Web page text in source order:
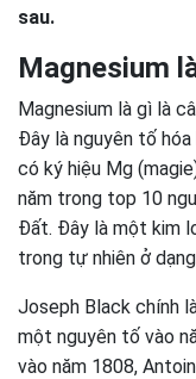
sau.
Magnesium
Magnesium là gì là
Đây là nguyên tố
có ký hiệu Mg
năm trong top 10
Đất. Đây là một kim
trong tự nhiên ở
Joseph Black chính
một nguyên tố vào
vào năm 1808,